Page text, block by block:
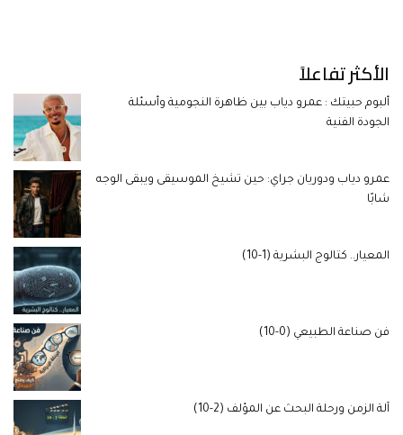
الأكثر تفاعلاً
ألبوم حبيتك : عمرو دياب بين ظاهرة النجومية وأسئلة
الجودة الفنية
عمرو دياب ودوريان جراي: حين تشيخ الموسيقى ويبقى الوجه
شابًا
المعيار.. كتالوج البشرية (1-10)
فن صناعة الطبيعي (0-10)
آلة الزمن ورحلة البحث عن المؤلف (2-10)